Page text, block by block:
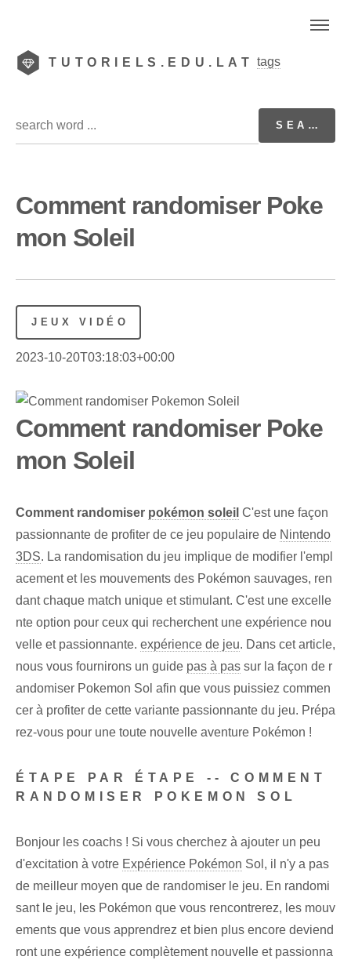
TUTORIELS.EDU.LAT tags
Comment randomiser Poke
mon Soleil
JEUX VIDÉO
2023-10-20T03:18:03+00:00
Comment randomiser Poke
mon Soleil
Comment randomiser pokémon soleil C'est une façon
passionnante de profiter de ce jeu populaire de Nintendo
3DS. La randomisation du jeu implique de modifier l'empl
acement et les mouvements des Pokémon sauvages, ren
dant chaque match unique et stimulant. C'est une excelle
nte option pour ceux qui recherchent une expérience nou
velle et passionnante. expérience de jeu. Dans cet article,
nous vous fournirons un guide pas à pas sur la façon de r
andomiser Pokemon Sol afin que vous puissiez commen
cer à profiter de cette variante passionnante du jeu. Prépa
rez-vous pour une toute nouvelle aventure Pokémon !
ÉTAPE PAR ÉTAPE -- COMMENT
RANDOMISER POKEMON SOL
Bonjour les coachs ! Si vous cherchez à ajouter un peu
d'excitation à votre Expérience Pokémon Sol, il n'y a pas
de meilleur moyen que de randomiser le jeu. En randomi
sant le jeu, les Pokémon que vous rencontrerez, les mouv
ements que vous apprendrez et bien plus encore deviend
ront une expérience complètement nouvelle et passionna